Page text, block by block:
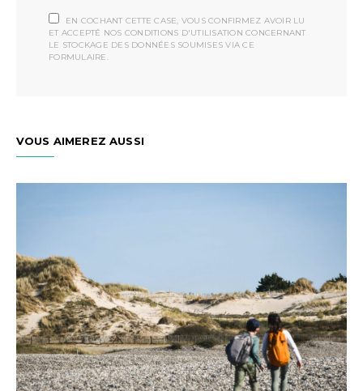
EN COCHANT CETTE CASE, VOUS CONFIRMEZ AVOIR LU
ET ACCEPTÉ NOS CONDITIONS D'UTILISATION CONCERNANT
LE STOCKAGE DES DONNÉES SOUMISES VIA CE
FORMULAIRE.
VOUS AIMEREZ AUSSI